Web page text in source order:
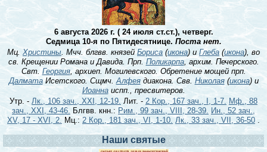
6 августа 2026 г. ( 24 июля ст.ст.), четверг.
Седмица 10-я по Пятидесятнице. Поста нет.
Мц. Христины. Мчч. блгвв. князейБориса (икона) и Глеба (икона), во
св. Крещении Романа и Давида. Прп. Поликарпа, архим. Печерского.
Свт. Георгия, архиеп. Могилевского. Обретение мощей прп.
ДалматаИсетского. Сщмч.Алфеядиакона. Свв. Николая(икона) и
Иоаннаиспп., пресвитеров.
Утр. - Лк., 106 зач., XXI, 12-19. Лит. - 2 Кор., 167 зач., I, 1-7. Мф., 88
зач., XXI, 43-46. Блгвв. кнн.: Рим., 99 зач., VIII, 28-39. Ин., 52 зач.,
XV, 17 - XVI, 2. Мц.: 2 Кор., 181 зач., VI, 1-10. Лк., 33 зач., VII, 36-50 .
Наши святые